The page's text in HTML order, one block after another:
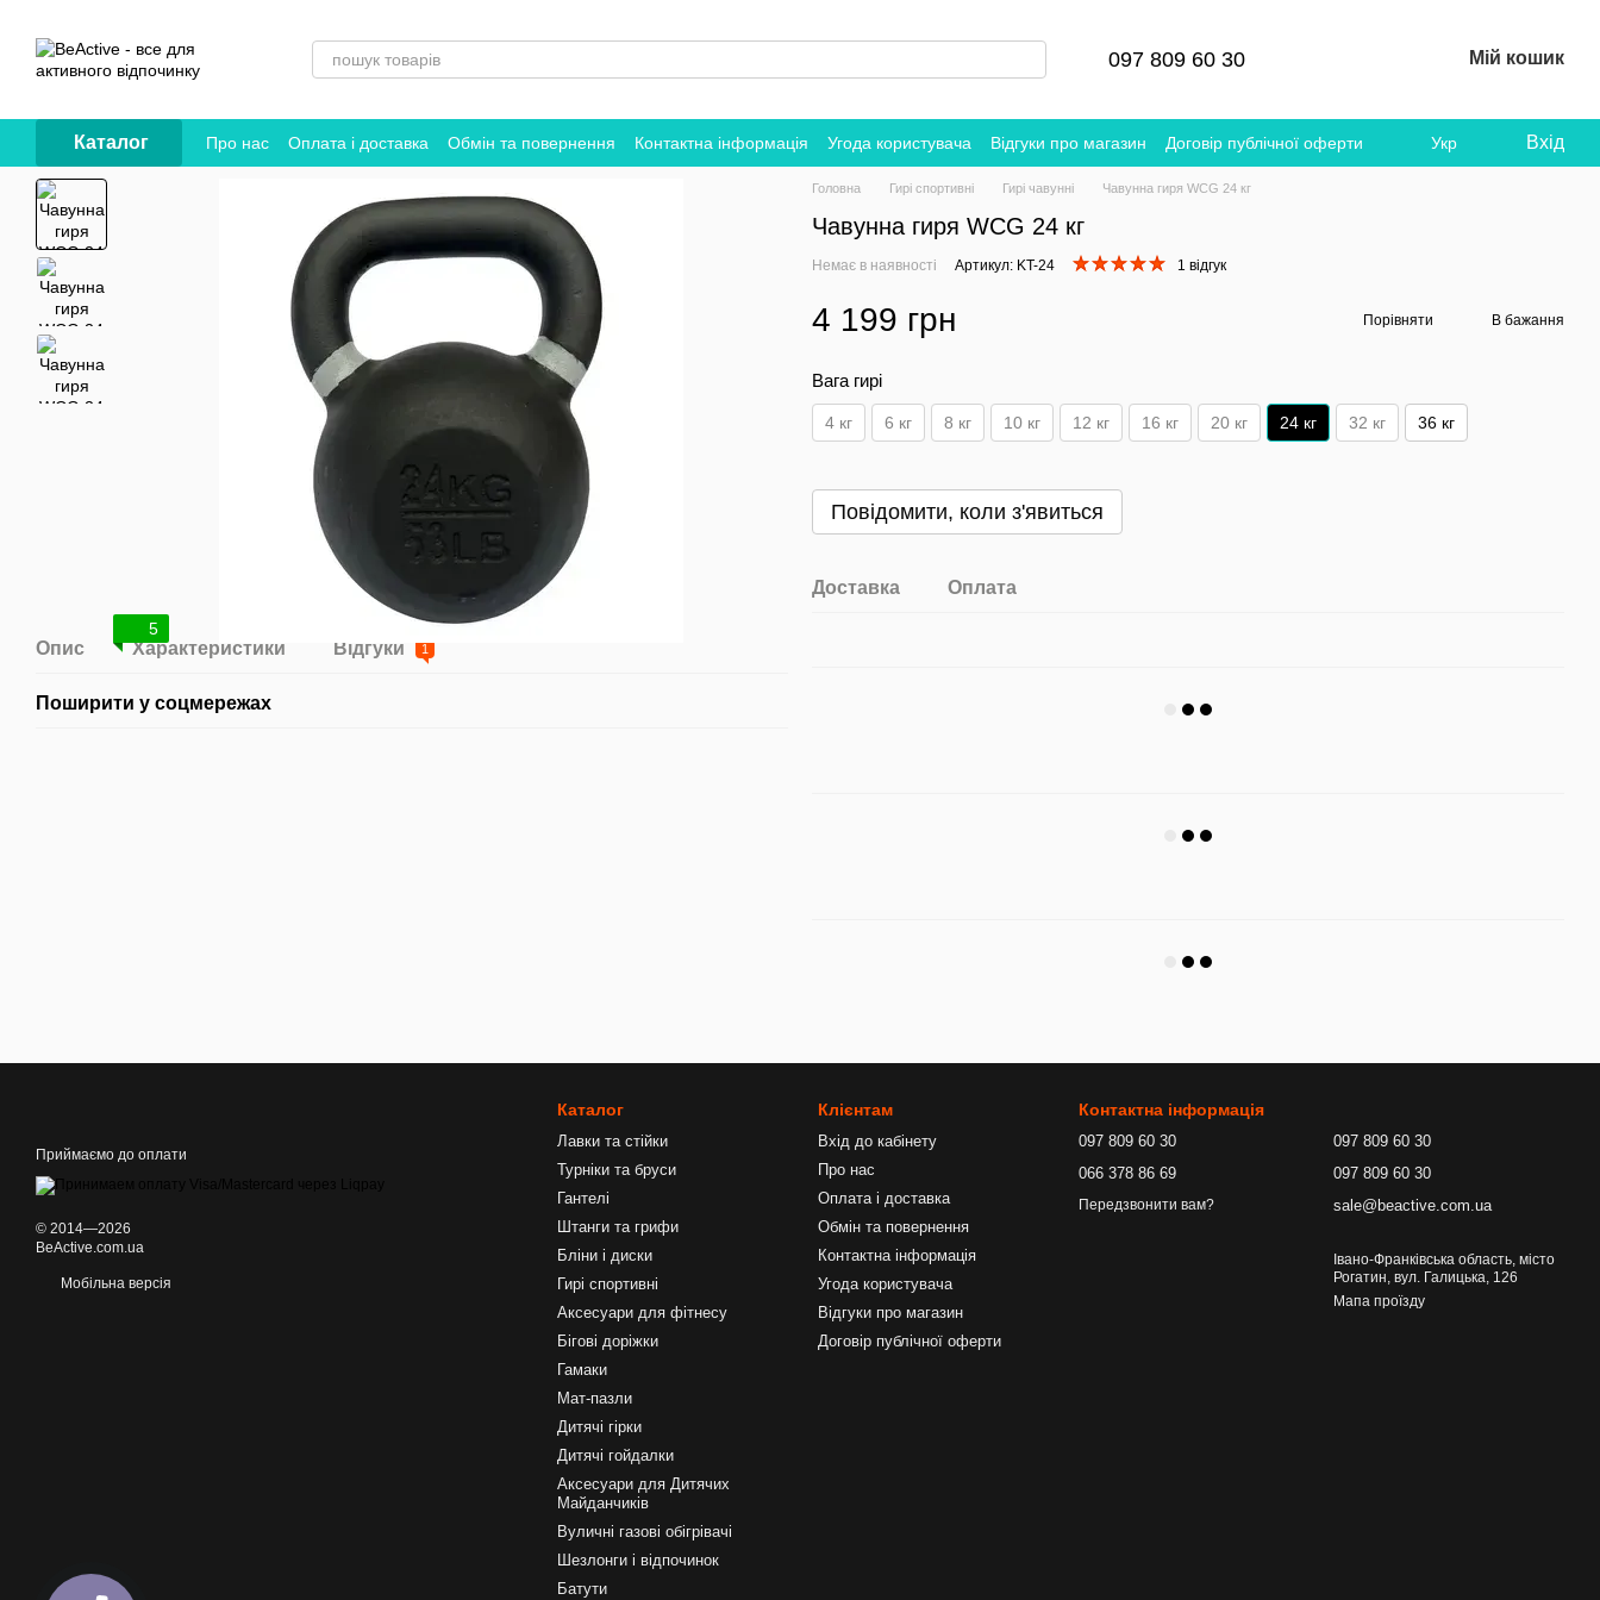
097 809 60 30 Мій кошик
Каталог Про нас Оплата і доставка Обмін та повернення Контактна інформація Угода користувача Відгуки про магазин Договір публічної оферти Укр Вхід
5
Опис Характеристики Відгуки 1
Поширити у соцмережах
Головна Гирі спортивні Гирі чавунні Чавунна гиря WCG 24 кг
Чавунна гиря WCG 24 кг
Немає в наявності Артикул: KT-24 1 відгук
4 199 грн Порівняти В бажання
Вага гирі
4 кг 6 кг 8 кг 10 кг 12 кг 16 кг 20 кг 24 кг 32 кг 36 кг
Повідомити, коли з'явиться
Доставка Оплата
Приймаємо до оплати
© 2014—2026
BeActive.com.ua
Мобільна версія
Каталог
Лавки та стійки
Турніки та бруси
Гантелі
Штанги та грифи
Бліни і диски
Гирі спортивні
Аксесуари для фітнесу
Бігові доріжки
Гамаки
Мат-пазли
Дитячі гірки
Дитячі гойдалки
Аксесуари для Дитячих
Майданчиків
Вуличні газові обігрівачі
Шезлонги і відпочинок
Батути
Клієнтам
Вхід до кабінету
Про нас
Оплата і доставка
Обмін та повернення
Контактна інформація
Угода користувача
Відгуки про магазин
Договір публічної оферти
Контактна інформація
097 809 60 30
066 378 86 69
Передзвонити вам?
097 809 60 30
097 809 60 30
sale@beactive.com.ua
Івано-Франківська область, місто
Рогатин, вул. Галицька, 126
Мапа проїзду